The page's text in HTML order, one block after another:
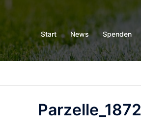
Start News Spenden
Parzelle_1872